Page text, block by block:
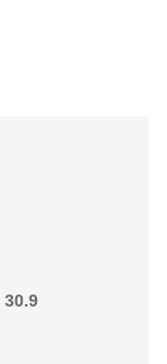
30.9